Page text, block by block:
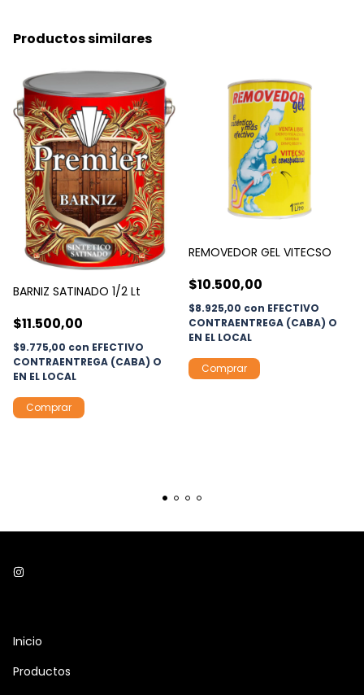
Productos similares
BARNIZ SATINADO 1/2 Lt
$11.500,00
$9.775,00 con EFECTIVO
CONTRAENTREGA (CABA) O
EN EL LOCAL
REMOVEDOR GEL VITECSO
$10.500,00
$8.925,00 con EFECTIVO
CONTRAENTREGA (CABA) O
EN EL LOCAL
Comprar
Inicio
Productos